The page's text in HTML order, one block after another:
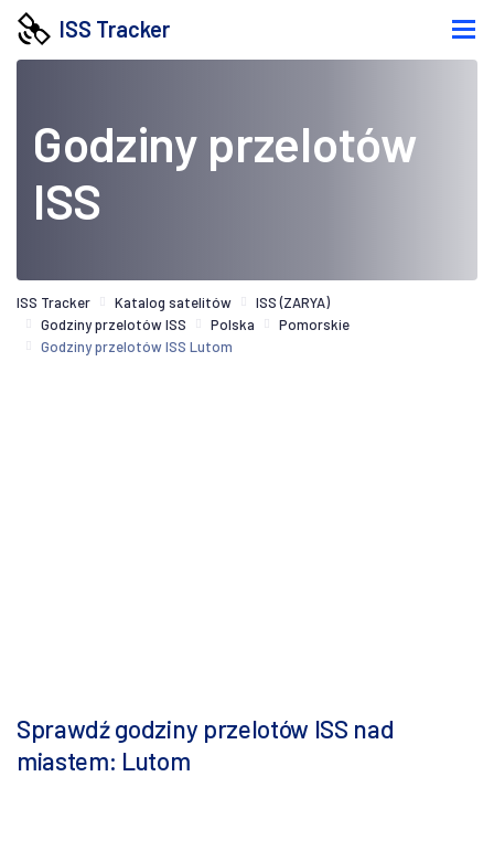
ISS Tracker
Godziny przelotów
ISS
ISS Tracker Katalog satelitów
ISS (ZARYA)
Godziny przelotów ISS
Polska
Pomorskie
Godziny przelotów ISS Lutom
Sprawdź godziny przelotów ISS nad
miastem: Lutom